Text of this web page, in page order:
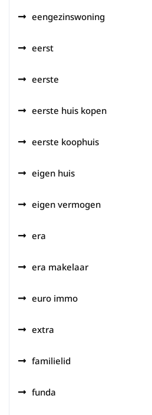
eengezinswoning
eerst
eerste
eerste huis kopen
eerste koophuis
eigen huis
eigen vermogen
era
era makelaar
euro immo
extra
familielid
funda